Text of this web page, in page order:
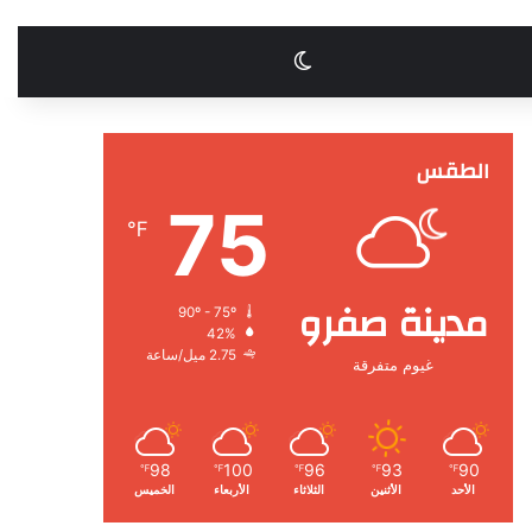
الوضع المظلم
الطقس
مدينة صفرو
غيوم متفرقة
75
℉
42%
2.75 ميل/ساعة
90
℉
الأحد
93
℉
الأثنين
96
℉
الثلاثاء
100
℉
الأربعاء
98
℉
الخميس